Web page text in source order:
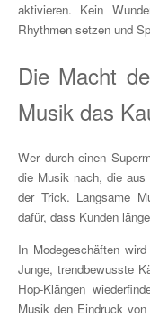
aktivieren. Kein
Rhythmen setzen und
Die Macht
Musik das
Wer durch einen
die Musik nach, die
der Trick. Langsame
dafür, dass Kunden
In Modegeschäften
Junge, trendbewusste
Hop-Klängen
Musik den Eindruck